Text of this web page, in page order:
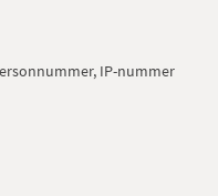
IP-nummer